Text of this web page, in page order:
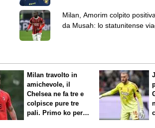
Milan, Amorim colpito
da Musah: lo statunitense
Milan travolto in
amichevole, il
Chelsea ne fa tre e
colpisce pure tre
pali. Primo ko per